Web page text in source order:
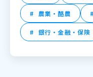
農業・酪農
銀行・金融・保険